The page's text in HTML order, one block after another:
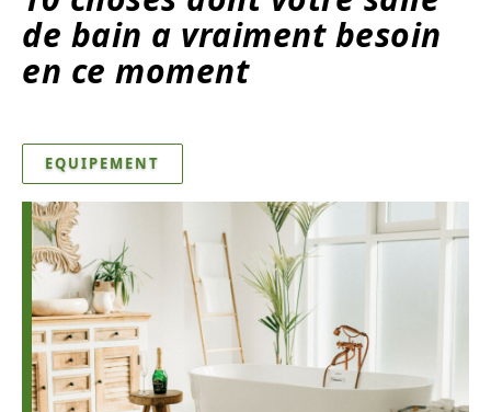
de bain a vraiment besoin
en ce moment
EQUIPEMENT